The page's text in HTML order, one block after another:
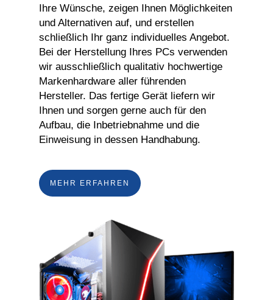
Ihre Wünsche, zeigen Ihnen Möglichkeiten
und Alternativen auf, und erstellen
schließlich Ihr ganz individuelles Angebot.
Bei der Herstellung Ihres PCs verwenden
wir ausschließlich qualitativ hochwertige
Markenhardware aller führenden
Hersteller. Das fertige Gerät liefern wir
Ihnen und sorgen gerne auch für den
Aufbau, die Inbetriebnahme und die
Einweisung in dessen Handhabung.
MEHR ERFAHREN